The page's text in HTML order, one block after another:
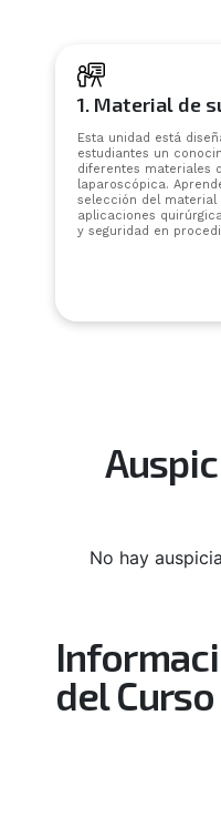
1. Material de
Esta unidad está
estudiantes un
diferentes materiales
laparoscópica.
selección del material
aplicaciones
y seguridad en
No hay
del Curso